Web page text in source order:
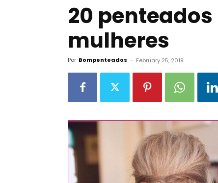
20
mulheres
Por Bompenteados - February 25, 2019